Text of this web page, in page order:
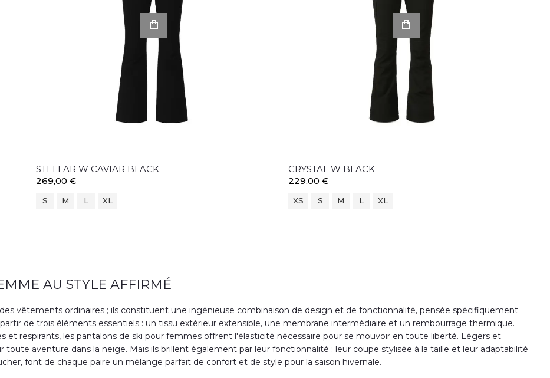
STELLAR W CAVIAR BLACK
269,00 €
S M L XL
CRYSTAL W BLACK
229,00 €
XS S M L XL
AU STYLE AFFIRMÉ
vêtements ordinaires ; ils constituent une ingénieuse combinaison de design et de fonctionnalité, pensée spécifiquement
de trois éléments essentiels : un tissu extérieur extensible, une membrane intermédiaire et un rembourrage thermique.
respirants, les pantalons de ski pour femmes offrent l'élasticité nécessaire pour se mouvoir en toute liberté. Légers et
toute aventure dans la neige. Mais ils brillent également par leur fonctionnalité : leur coupe stylisée à la taille et leur adaptabilité
font de chaque paire un mélange parfait de confort et de style pour la saison hivernale.